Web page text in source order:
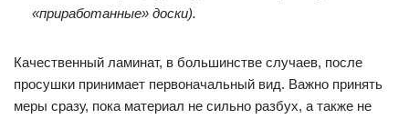
«приработанные» доски).
Качественный ламинат, в большинстве случаев, после
просушки принимает первоначальный вид. Важно принять
меры сразу, пока материал не сильно разбух, а также не